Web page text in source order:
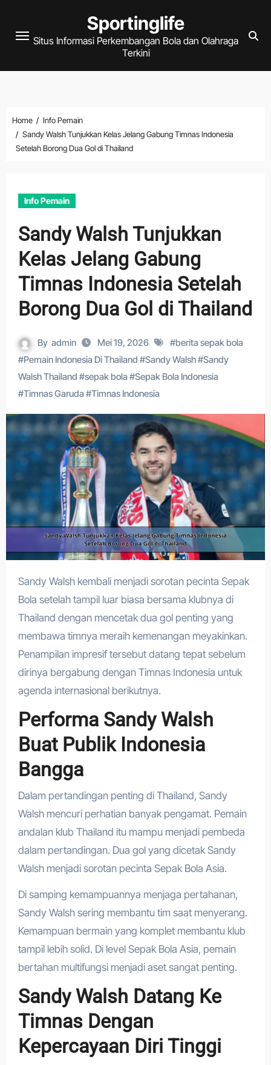
content
Sportinglife
Situs Informasi Perkembangan Bola dan Olahraga
Terkini
Home
Info Pemain
Sandy Walsh Tunjukkan Kelas Jelang Gabung Timnas Indonesia
Setelah Borong Dua Gol di Thailand
Info Pemain
Sandy Walsh Tunjukkan
Kelas Jelang Gabung
Timnas Indonesia Setelah
Borong Dua Gol di Thailand
By admin Mei 19, 2026 #berita sepak bola
#Pemain Indonesia Di Thailand #Sandy Walsh#Sandy
Walsh Thailand #sepak bola#Sepak Bola Indonesia
#Timnas Garuda#Timnas Indonesia
Sandy Walsh kembali menjadi sorotan pecinta Sepak
Bola setelah tampil luar biasa bersama klubnya di
Thailand dengan mencetak dua gol penting yang
membawa timnya meraih kemenangan meyakinkan.
Penampilan impresif tersebut datang tepat sebelum
dirinya bergabung dengan Timnas Indonesia untuk
agenda internasional berikutnya.
Performa Sandy Walsh
Buat Publik Indonesia
Bangga
Dalam pertandingan penting di Thailand, Sandy
Walsh mencuri perhatian banyak pengamat. Pemain
andalan klub Thailand itu mampu menjadi pembeda
dalam pertandingan. Dua gol yang dicetak Sandy
Walsh menjadi sorotan pecinta Sepak Bola Asia.
Di samping kemampuannya menjaga pertahanan,
Sandy Walsh sering membantu tim saat menyerang.
Kemampuan bermain yang komplet membantu klub
tampil lebih solid. Di level Sepak Bola Asia, pemain
bertahan multifungsi menjadi aset sangat penting.
Sandy Walsh Datang Ke
Timnas Dengan
Kepercayaan Diri Tinggi